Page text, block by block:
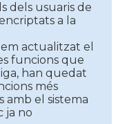
dels usuaris de
a la
actualitzat el
funcions que
han quedat
més
amb el sistema
ja no